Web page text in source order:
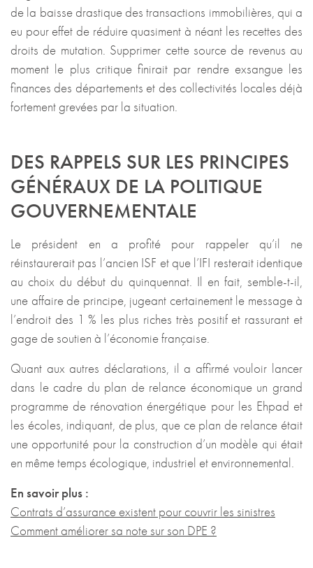
de la baisse drastique des transactions immobilières, qui a
eu pour effet de réduire quasiment à néant les recettes des
droits de mutation. Supprimer cette source de revenus au
moment le plus critique finirait par rendre exsangue les
finances des départements et des collectivités locales déjà
fortement grevées par la situation.
DES RAPPELS SUR LES PRINCIPES
GÉNÉRAUX DE LA POLITIQUE
GOUVERNEMENTALE
Le président en a profité pour rappeler qu’il ne
réinstaurerait pas l’ancien ISF et que l’IFI resterait identique
au choix du début du quinquennat. Il en fait, semble-t-il,
une affaire de principe, jugeant certainement le message à
l’endroit des 1 % les plus riches très positif et rassurant et
gage de soutien à l’économie française.
Quant aux autres déclarations, il a affirmé vouloir lancer
dans le cadre du plan de relance économique un grand
programme de rénovation énergétique pour les Ehpad et
les écoles, indiquant, de plus, que ce plan de relance était
une opportunité pour la construction d’un modèle qui était
en même temps écologique, industriel et environnemental.
En savoir plus :
Contrats d’assurance existent pour couvrir les sinistres
Comment améliorer sa note sur son DPE ?